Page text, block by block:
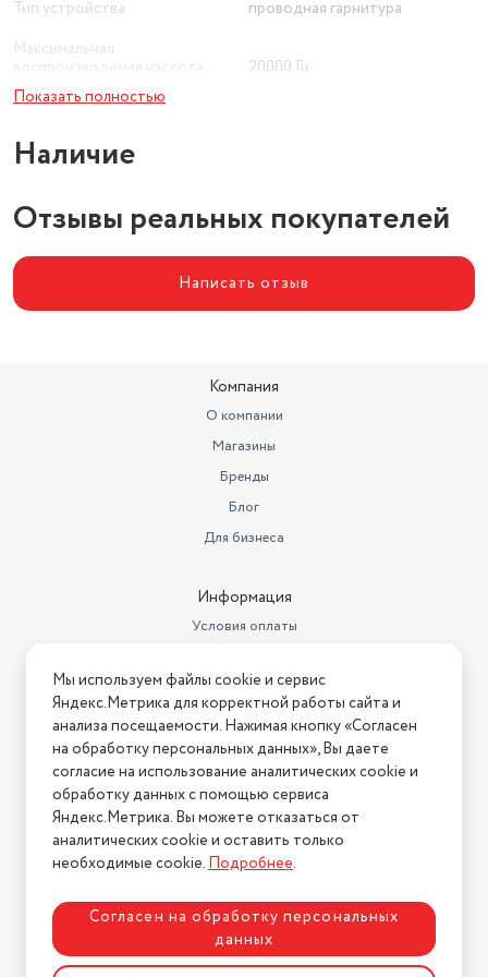
Тип устройства
проводная гарнитура
Максимальная
20000 Гц
Минимальная
Цвет товара
Диаметр мембраны
Показать полностью
Наличие
Отзывы реальных покупателей
Написать отзыв
Компания
О компании
Магазины
Бренды
Блог
Для бизнеса
Информация
Условия оплаты
Условия возврата
Нашли ошибку на сайте? Напишите нам
2026 © Интернет-магазин "АстМаркет". У нас есть всё!
Политика конфиденциальности
Разработка сайтаASTDESIGN
Мы используем файлы cookie и сервис
Яндекс.Метрика для корректной работы сайта и
анализа посещаемости. Нажимая кнопку «Согласен
на обработку персональных данных», Вы даете
согласие на использование аналитических cookie и
обработку данных с помощью сервиса
Яндекс.Метрика. Вы можете отказаться от
аналитических cookie и оставить только
необходимые cookie.Подробнее.
Согласен на обработку персональных
данных